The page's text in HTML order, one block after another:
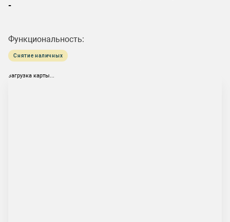
-
Функциональность:
Снятие наличных
загрузка карты...